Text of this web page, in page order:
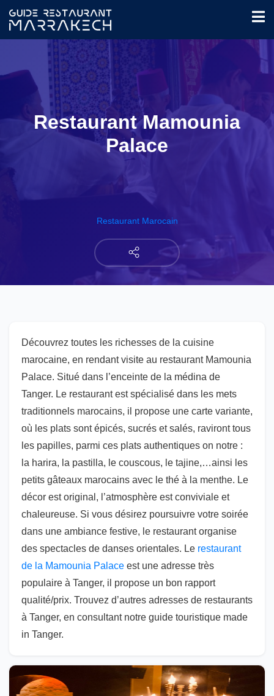
Restaurant Mamounia
Palace
Restaurant Marocain
Découvrez toutes les richesses de la cuisine
marocaine, en rendant visite au restaurant Mamounia
Palace. Situé dans l’enceinte de la médina de
Tanger. Le restaurant est spécialisé dans les mets
traditionnels marocains, il propose une carte variante,
où les plats sont épicés, sucrés et salés, raviront tous
les papilles, parmi ces plats authentiques on notre :
la harira, la pastilla, le couscous, le tajine,…ainsi les
petits gâteaux marocains avec le thé à la menthe. Le
décor est original, l’atmosphère est conviviale et
chaleureuse. Si vous désirez poursuivre votre soirée
dans une ambiance festive, le restaurant organise
des spectacles de danses orientales. Le restaurant
de la Mamounia Palace est une adresse très
populaire à Tanger, il propose un bon rapport
qualité/prix. Trouvez d’autres adresses de restaurants
à Tanger, en consultant notre guide touristique made
in Tanger.